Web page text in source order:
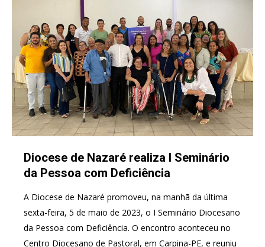
Diocese de Nazaré realiza I Seminário
da Pessoa com Deficiência
A Diocese de Nazaré promoveu, na manhã da última
sexta-feira, 5 de maio de 2023, o I Seminário Diocesano
da Pessoa com Deficiência. O encontro aconteceu no
Centro Diocesano de Pastoral, em Carpina-PE, e reuniu